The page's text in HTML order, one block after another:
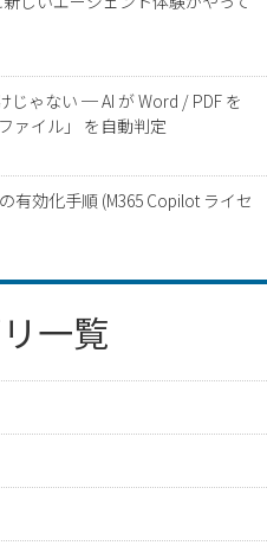
じゃない ─ AI が Word / PDF を
ァイル」 を自動判定
有効化手順 (M365 Copilot ライセ
一覧